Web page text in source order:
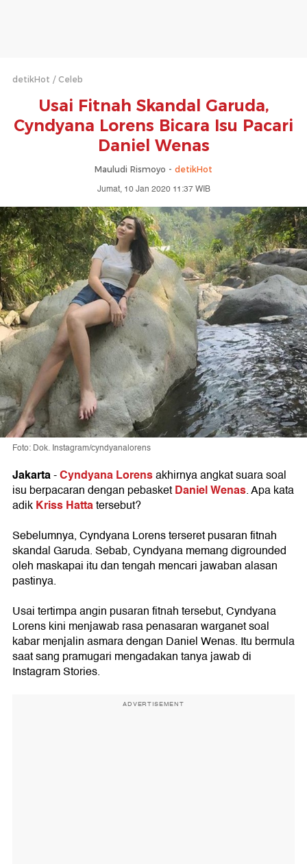
detikHot Celeb
Usai Fitnah Skandal Garuda,
Cyndyana Lorens Bicara Isu Pacari
Daniel Wenas
Mauludi Rismoyo - detikHot
Jumat, 10 Jan 2020 11:37 WIB
Foto: Dok. Instagram/cyndyanalorens
Jakarta-Cyndyana Lorensakhirnya angkat suara soal
isu berpacaran dengan pebasketDaniel Wenas. Apa kata
adikKriss Hattatersebut?
Sebelumnya, Cyndyana Lorens terseret pusaran fitnah
skandal Garuda. Sebab, Cyndyana memang digrounded
oleh maskapai itu dan tengah mencari jawaban alasan
pastinya.
Usai tertimpa angin pusaran fitnah tersebut, Cyndyana
Lorens kini menjawab rasa penasaran warganet soal
kabar menjalin asmara dengan Daniel Wenas. Itu bermula
saat sang pramugari mengadakan tanya jawab di
Instagram Stories.
ADVERTISEMENT